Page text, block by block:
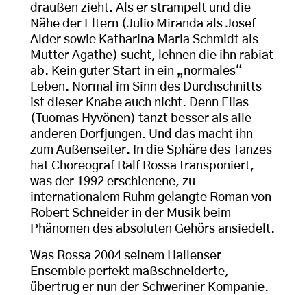
draußen zieht. Als er strampelt und die
Nähe der Eltern (Julio Miranda als Josef
Alder sowie Katharina Maria Schmidt als
Mutter Agathe) sucht, lehnen die ihn rabiat
ab. Kein guter Start in ein „normales“
Leben. Normal im Sinn des Durchschnitts
ist dieser Knabe auch nicht. Denn Elias
(Tuomas Hyvönen) tanzt besser als alle
anderen Dorfjungen. Und das macht ihn
zum Außenseiter. In die Sphäre des Tanzes
hat Choreograf Ralf Rossa transponiert,
was der 1992 erschienene, zu
internationalem Ruhm gelangte Roman von
Robert Schneider in der Musik beim
Phänomen des absoluten Gehörs ansiedelt.
Was Rossa 2004 seinem Hallenser
Ensemble perfekt maßschneiderte,
übertrug er nun der Schweriner Kompanie.